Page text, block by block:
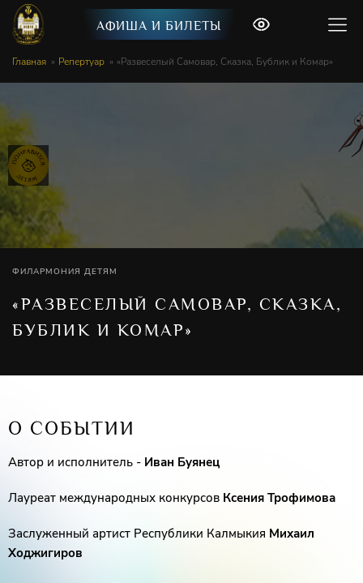
АФИША И БИЛЕТЫ
Главная Репертуар «Развеселый Самовар, Сказка, Бублик и Комар»
ФИЛАРМОНИЯ ДЕТЯМ
«РАЗВЕСЕЛЫЙ САМОВАР, СКАЗКА,
БУБЛИК И КОМАР»
О СОБЫТИИ
Автор и исполнитель - Иван Буянец
Лауреат международных конкурсов Ксения Трофимова
Заслуженный артист Республики Калмыкия Михаил
Ходжигиров